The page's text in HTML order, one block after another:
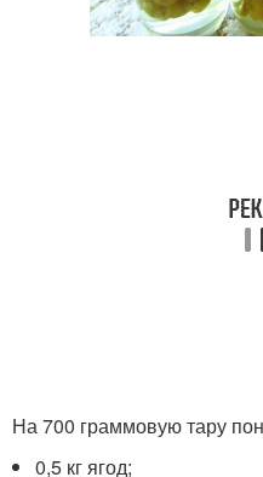
На 700 граммовую тару
0,5 кг ягод;